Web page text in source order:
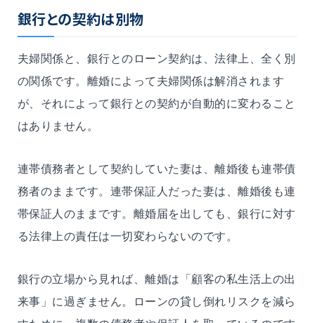
銀行との契約は別物
夫婦関係と、銀行とのローン契約は、法律上、全く別
の関係です。離婚によって夫婦関係は解消されます
が、それによって銀行との契約が自動的に変わること
はありません。
連帯債務者として契約していた妻は、離婚後も連帯債
務者のままです。連帯保証人だった妻は、離婚後も連
帯保証人のままです。離婚届を出しても、銀行に対す
る法律上の責任は一切変わらないのです。
銀行の立場から見れば、離婚は「顧客の私生活上の出
来事」に過ぎません。ローンの貸し倒れリスクを減ら